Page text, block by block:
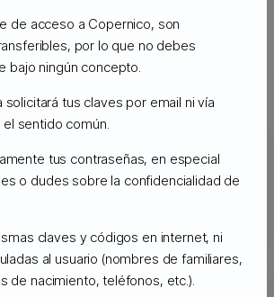
diarias automatizadas almacenadas
con redundancia incorporada.
redundada, hosting rápido y estable
de acceso a Copernico, son
por lo que no debes
bajo ningún concepto.
solicitará tus claves por email ni vía
sentido común.
tus contraseñas, en especial
o dudes sobre la confidencialidad de
claves y códigos en internet, ni
al usuario (nombres de familiares,
de nacimiento, teléfonos, etc.).